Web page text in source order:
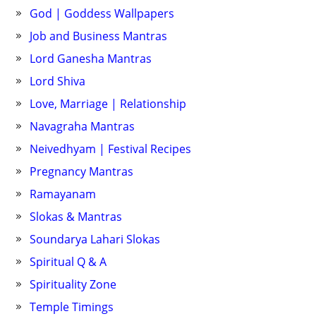
God | Goddess Wallpapers
Job and Business Mantras
Lord Ganesha Mantras
Lord Shiva
Love, Marriage | Relationship
Navagraha Mantras
Neivedhyam | Festival Recipes
Pregnancy Mantras
Ramayanam
Slokas & Mantras
Soundarya Lahari Slokas
Spiritual Q & A
Spirituality Zone
Temple Timings